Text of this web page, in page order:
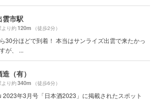
雲市駅
より約120m （徒歩2分）
30分ほどで到着！ 本当はサンライズ出雲で来たかっ
が、 ...
（有）
より約340m （徒歩6分）
2023年3月号「日本酒2023」に掲載されたスポット